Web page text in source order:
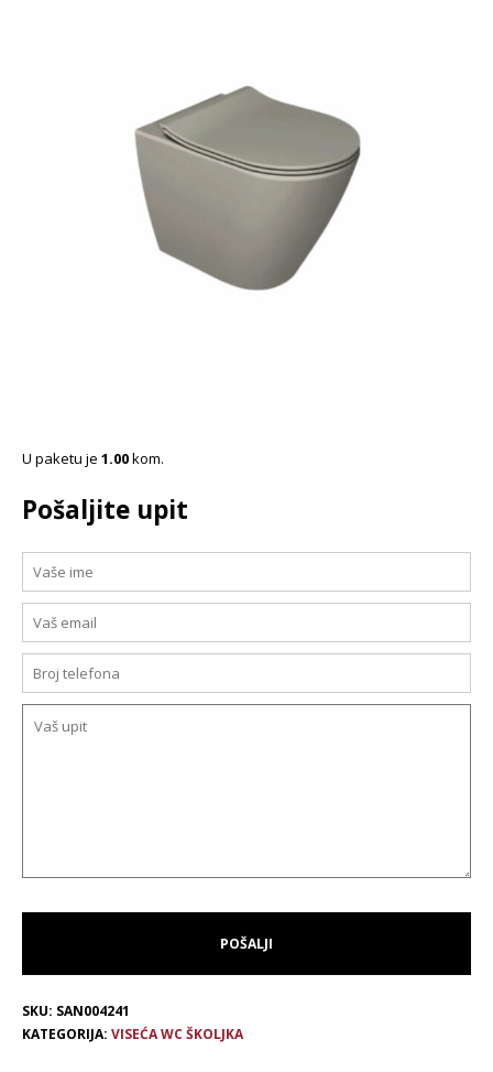
U paketu je 1.00kom.
Pošaljite upit
SKU: SAN004241
KATEGORIJA: VISEĆA WC ŠKOLJKA